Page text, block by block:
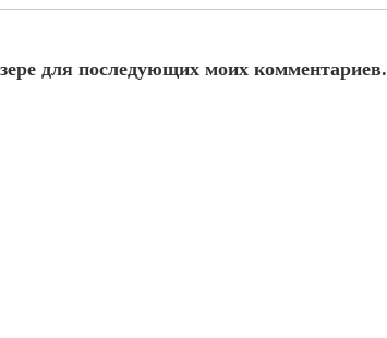
для последующих моих комментариев.